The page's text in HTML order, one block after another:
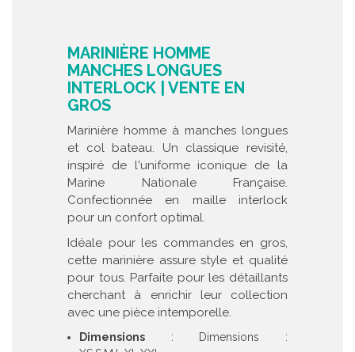
MARINIÈRE HOMME
MANCHES LONGUES
INTERLOCK | VENTE EN
GROS
Marinière homme à manches longues
et col bateau. Un classique revisité,
inspiré de l'uniforme iconique de la
Marine Nationale Française.
Confectionnée en maille interlock
pour un confort optimal.
Idéale pour les commandes en gros,
cette marinière assure style et qualité
pour tous. Parfaite pour les détaillants
cherchant à enrichir leur collection
avec une pièce intemporelle.
Dimensions : Dimensions :